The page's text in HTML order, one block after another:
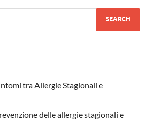
tra Allergie Stagionali e
delle allergie stagionali e